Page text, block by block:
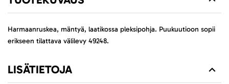
Harmaanruskea, mäntyä, laatikossa pleksipohja. Puukuutioon sopii
erikseen tilattava välilevy 49248.
LISÄTIETOJA